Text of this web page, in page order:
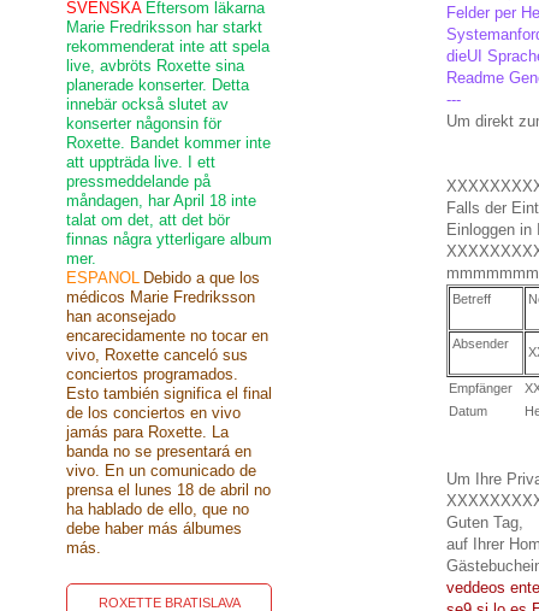
Felder per
dieUI
Readme
---
Um direkt
Falls der
Einloggen in
Betreff
Absender
Empfänger
Datum
Um Ihre
Guten Tag,
auf Ihrer
veddeos
SVENSKA Eftersom läkarna
Marie Fredriksson har starkt
rekommenderat inte att spela
live, avbröts Roxette sina
planerade konserter. Detta
innebär också slutet av
konserter någonsin för
Roxette. Bandet kommer inte
att uppträda live. I ett
pressmeddelande på
måndagen, har April 18 inte
talat om det, att det bör
finnas några ytterligare album
mer.
ESPANOL Debido a que los
médicos Marie Fredriksson
han aconsejado
encarecidamente no tocar en
vivo, Roxette canceló sus
conciertos programados.
Esto también significa el final
de los conciertos en vivo
jamás para Roxette. La
banda no se presentará en
vivo. En un comunicado de
prensa el lunes 18 de abril no
ha hablado de ello, que no
debe haber más álbumes
más.
ROXETTE BRATISLAVA